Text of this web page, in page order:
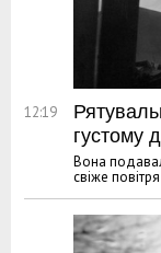
12:19
густому
Вона
свіже повітря